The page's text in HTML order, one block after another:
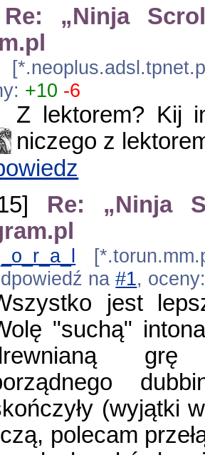
Re: „Ninja
+10 -6
Z lektorem? Kij
niczego z
Re: „Ninja
na#1,
jest
"suchą"
grę
(wyjątki
polecam